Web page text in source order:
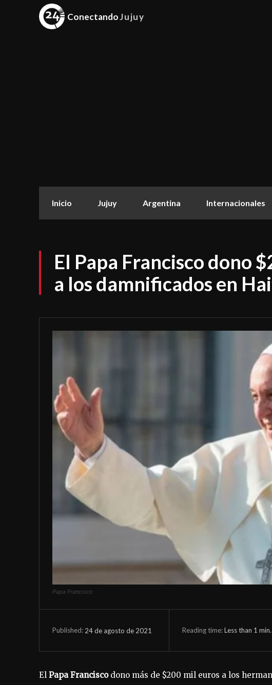
ConectandoJujuy
Inicio Jujuy Argentina Internacionales
El Papa Francisco dono
a los damnificados en
Papa Francisco
Published: 24 de agosto de 2021 Reading time:Less than 1 min.
El Papa Franciscodono más de $200 mil euros a los